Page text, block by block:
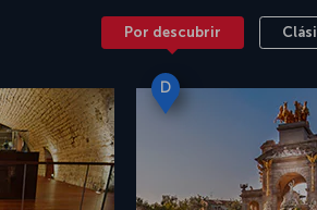
Por descubrir
D